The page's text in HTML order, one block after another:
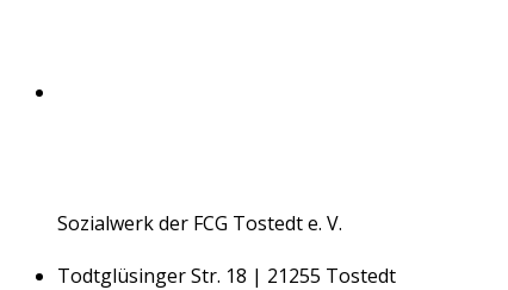
Sozialwerk der FCG Tostedt e. V.
Todtglüsinger Str. 18 | 21255 Tostedt